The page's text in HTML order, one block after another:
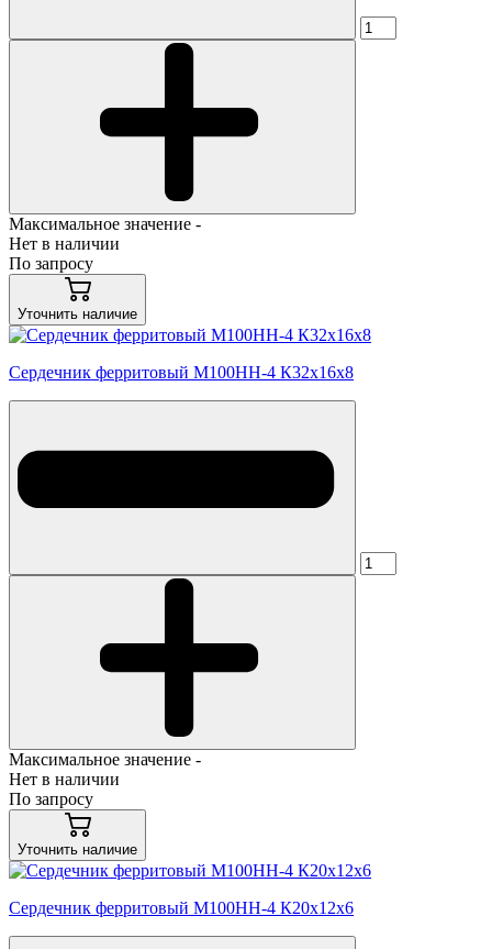
Максимальное значение -
Нет в наличии
По запросу
Уточнить наличие
Сердечник ферритовый М100НН-4 К32х16х8
Максимальное значение -
Нет в наличии
По запросу
Уточнить наличие
Сердечник ферритовый М100НН-4 К20х12х6